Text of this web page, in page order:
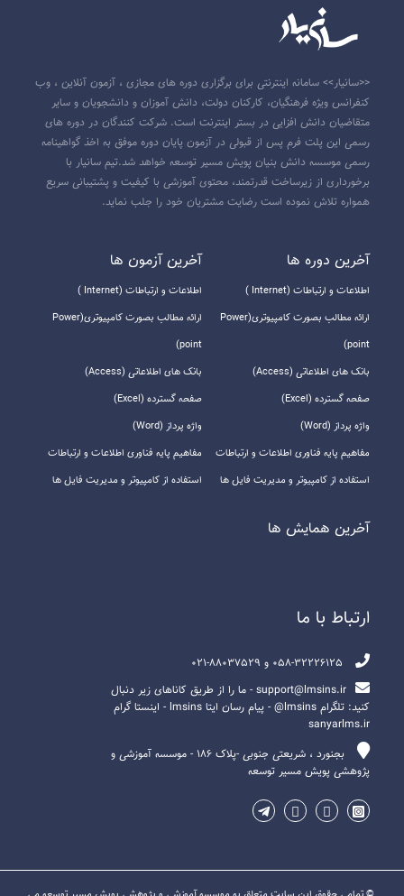
<<سانیار>> سامانه اینترنتی برای برگزاری دوره های مجازی ، آزمون آنلاین ، وب
کنفرانس ویژه فرهنگیان، کارکنان دولت، دانش آموزان و دانشجویان و سایر
متقاضیان دانش افزایی در بستر اینترنت است. شرکت کنندگان در دوره های
رسمی این پلت فرم پس از قبولی در آزمون پایان دوره موفق به اخذ گواهینامه
رسمی موسسه دانش بنیان پویش مسیر توسعه خواهد شد.تیم سانیار با
برخورداری از زیرساخت قدرتمند، محتوی آموزشی با کیفیت و پشتیبانی سریع
همواره تلاش نموده است رضایت مشتریان خود را جلب نماید.
آخرين دوره ها
اطلاعات و ارتباطات (Internet )
ارائه مطالب بصورت کامپیوتری(Power
point)
بانک های اطلاعاتی (Access)
صفحه گسترده (Excel)
واژه پرداز (Word)
مفاهیم پایه فناوری اطلاعات و ارتباطات
استفاده از کامپیوتر و مدیریت فایل ها
آخرين آزمون ها
اطلاعات و ارتباطات (Internet )
ارائه مطالب بصورت کامپیوتری(Power
point)
بانک های اطلاعاتی (Access)
صفحه گسترده (Excel)
واژه پرداز (Word)
مفاهیم پایه فناوری اطلاعات و ارتباطات
استفاده از کامپیوتر و مدیریت فایل ها
آخرين همايش ها
ارتباط با ما
support@lmsins.ir - ما را از طریق کاناهای زیر دنبال
کنید: تلگرام lmsins@ - پیام رسان ایتا lmsins - اینستا گرام
sanyarlms.ir
بجنورد ، شریعتی جنوبی -پلاک ۱۸۶ - موسسه آموزشی و
پژوهشی پویش مسیر توسعه